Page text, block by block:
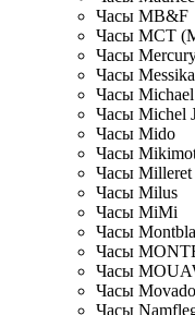
Часы MB&F
Часы MCT
Часы
Часы Messika
Часы
Часы Michel
Часы Mido
Часы
Часы
Часы Milus
Часы MiMi
Часы
Часы
Часы
Часы
Часы